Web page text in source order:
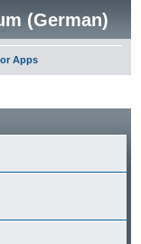
(German)
Apps